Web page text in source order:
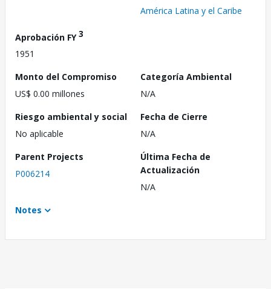
América Latina y el Caribe
Aprobación FY3
1951
Monto del Compromiso
US$ 0.00 millones
Categoría Ambiental
N/A
Riesgo ambiental y social
No aplicable
Fecha de Cierre
N/A
Parent Projects
P006214
Última Fecha de
Actualización
N/A
Notes